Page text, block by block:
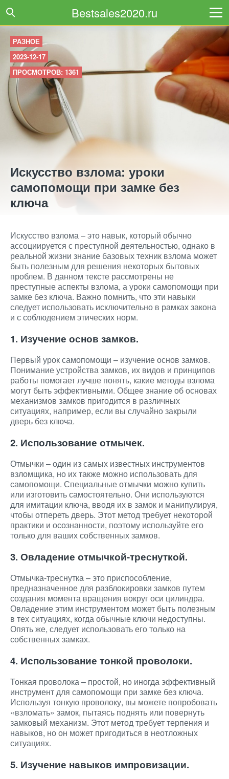
Bestsales2020.ru
РАЗНОЕ
2023-12-17
ПРОСМОТРОВ: 1361
Искусство взлома: уроки
самопомощи при замке без
ключа
Искусство взлома – это навык, который обычно
ассоциируется с преступной деятельностью, однако в
реальной жизни знание базовых техник взлома может
быть полезным для решения некоторых бытовых
проблем. В данном тексте рассмотрены не
преступные аспекты взлома, а уроки самопомощи при
замке без ключа. Важно помнить, что эти навыки
следует использовать исключительно в рамках закона
и с соблюдением этических норм.
1. Изучение основ замков.
Первый урок самопомощи – изучение основ замков.
Понимание устройства замков, их видов и принципов
работы помогает лучше понять, какие методы взлома
могут быть эффективными. Общее знание об основах
механизмов замков пригодится в различных
ситуациях, например, если вы случайно закрыли
дверь без ключа.
2. Использование отмычек.
Отмычки – один из самых известных инструментов
взломщика, но их также можно использовать для
самопомощи. Специальные отмычки можно купить
или изготовить самостоятельно. Они используются
для имитации ключа, вводя их в замок и манипулируя,
чтобы отпереть дверь. Этот метод требует некоторой
практики и осознанности, поэтому используйте его
только для ваших собственных замков.
3. Овладение отмычкой-треснуткой.
Отмычка-треснутка – это приспособление,
предназначенное для разблокировки замков путем
создания момента вращения вокруг оси цилиндра.
Овладение этим инструментом может быть полезным
в тех ситуациях, когда обычные ключи недоступны.
Опять же, следует использовать его только на
собственных замках.
4. Использование тонкой проволоки.
Тонкая проволока – простой, но иногда эффективный
инструмент для самопомощи при замке без ключа.
Используя тонкую проволоку, вы можете попробовать
«взломать» замок, пытаясь поднять или повернуть
замковый механизм. Этот метод требует терпения и
навыков, но он может пригодиться в неотложных
ситуациях.
5. Изучение навыков импровизации.